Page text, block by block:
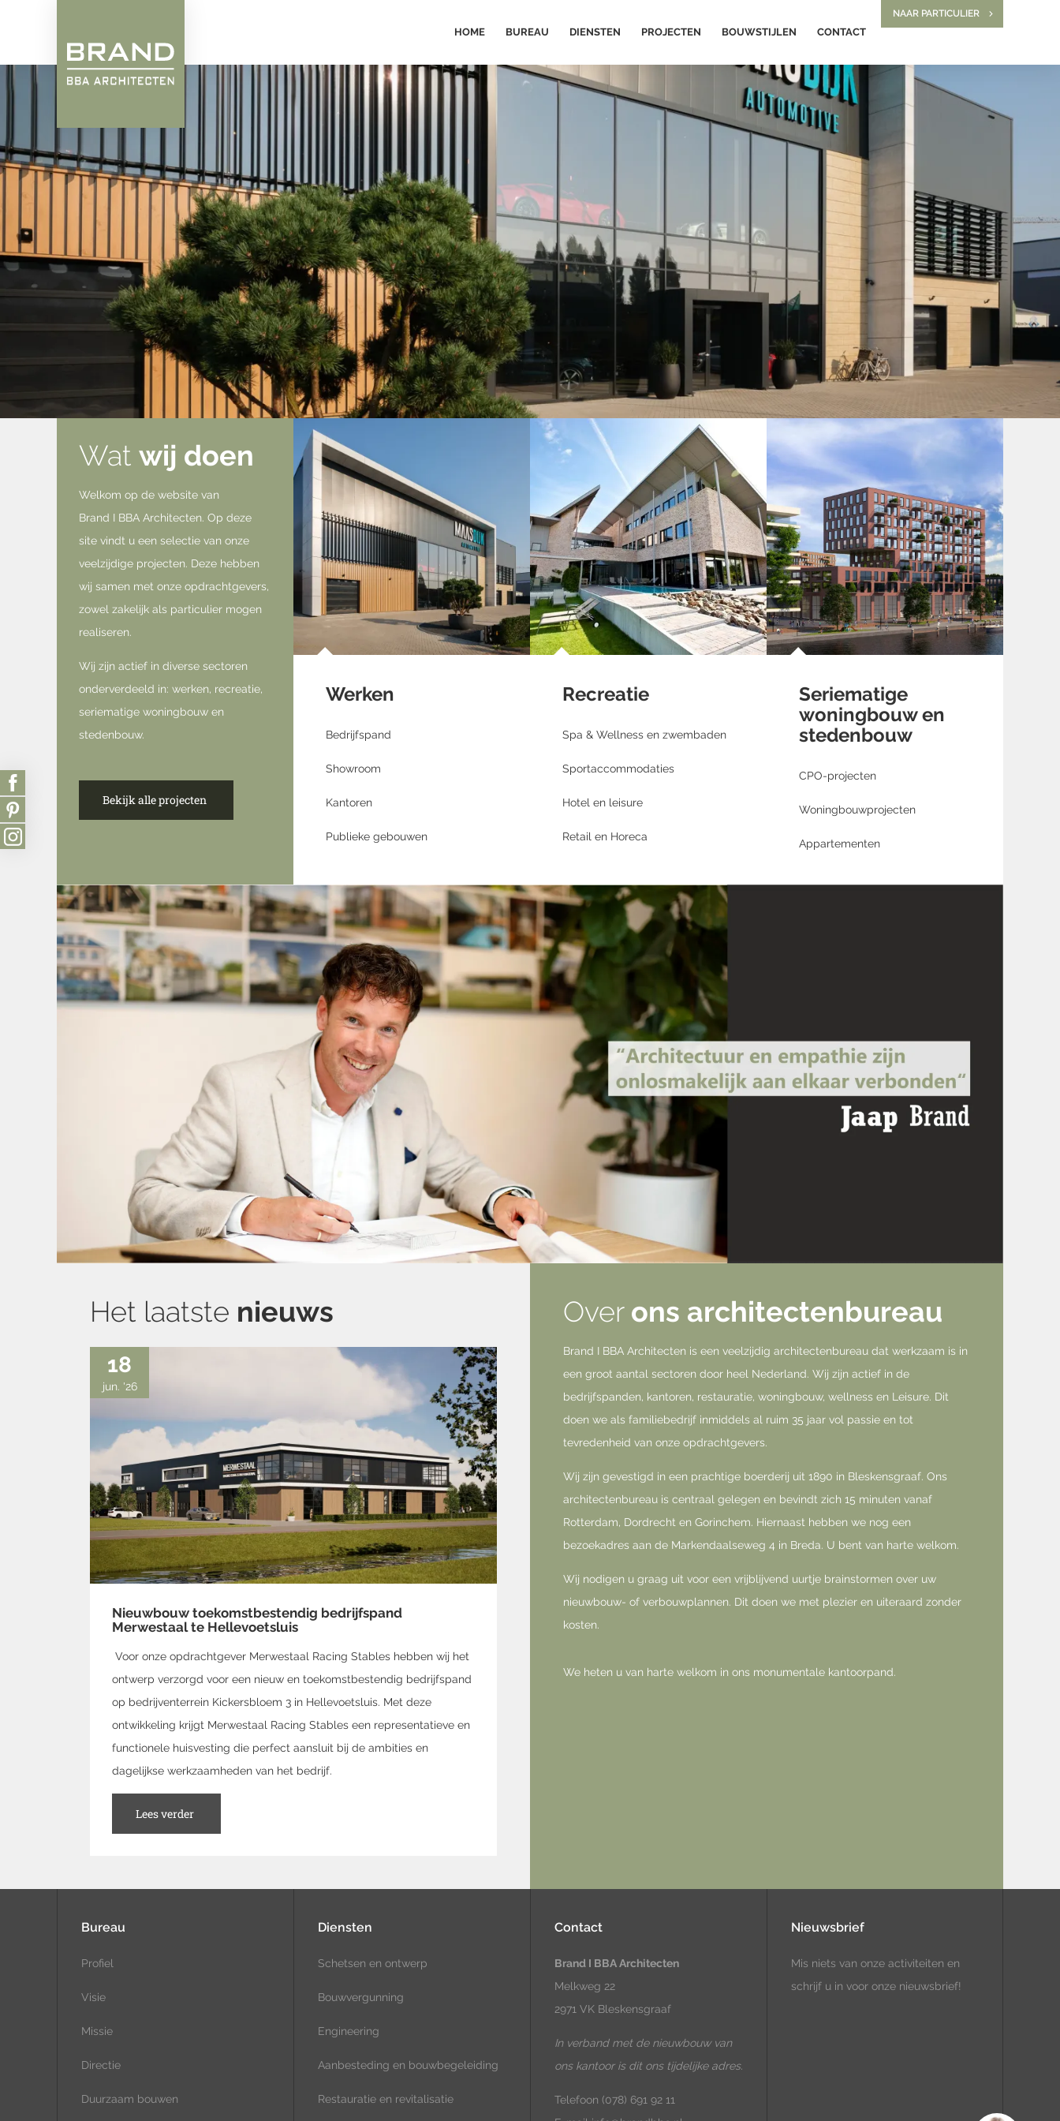
HOME BUREAU DIENSTEN PROJECTEN BOUWSTIJLEN CONTACT
NAAR PARTICULIER
Wat wij doen
Welkom op de website van
Brand I BBA Architecten. Op deze
site vindt u een selectie van onze
veelzijdige projecten. Deze hebben
wij samen met onze opdrachtgevers,
zowel zakelijk als particulier mogen
realiseren.
Wij zijn actief in diverse sectoren
onderverdeeld in: werken, recreatie,
seriematige woningbouw en
stedenbouw.
Bekijk alle projecten
Werken
Bedrijfspand
Showroom
Kantoren
Publieke gebouwen
Recreatie
Spa & Wellness en zwembaden
Sportaccommodaties
Hotel en leisure
Retail en Horeca
Seriematige
woningbouw en
stedenbouw
CPO-projecten
Woningbouwprojecten
Appartementen
Het laatste nieuws
18
jun. '26
Nieuwbouw toekomstbestendig bedrijfspand
Merwestaal te Hellevoetsluis
Voor onze opdrachtgever Merwestaal Racing Stables hebben wij het
ontwerp verzorgd voor een nieuw en toekomstbestendig bedrijfspand
op bedrijventerrein Kickersbloem 3 in Hellevoetsluis. Met deze
ontwikkeling krijgt Merwestaal Racing Stables een representatieve en
functionele huisvesting die perfect aansluit bij de ambities en
dagelijkse werkzaamheden van het bedrijf.
Lees verder
Over ons architectenbureau
Brand I BBA Architecten is een veelzijdig architectenbureau dat werkzaam is in
een groot aantal sectoren door heel Nederland. Wij zijn actief in de
bedrijfspanden, kantoren, restauratie, woningbouw, wellness en Leisure. Dit
doen we als familiebedrijf inmiddels al ruim 35 jaar vol passie en tot
tevredenheid van onze opdrachtgevers.
Wij zijn gevestigd in een prachtige boerderij uit 1890 in Bleskensgraaf. Ons
architectenbureau is centraal gelegen en bevindt zich 15 minuten vanaf
Rotterdam, Dordrecht en Gorinchem. Hiernaast hebben we nog een
bezoekadres aan de Markendaalseweg 4 in Breda. U bent van harte welkom.
Wij nodigen u graag uit voor een vrijblijvend uurtje brainstormen over uw
nieuwbouw- of verbouwplannen. Dit doen we met plezier en uiteraard zonder
kosten.
We heten u van harte welkom in ons monumentale kantoorpand.
Bureau
Profiel
Visie
Missie
Directie
Duurzaam bouwen
Diensten
Schetsen en ontwerp
Bouwvergunning
Engineering
Aanbesteding en bouwbegeleiding
Restauratie en revitalisatie
Contact
Brand I BBA Architecten
Melkweg 22
2971 VK Bleskensgraaf
In verband met de nieuwbouw van
ons kantoor is dit ons tijdelijke adres.
Telefoon (078) 691 92 11
Nieuwsbrief
Mis niets van onze activiteiten en
schrijf u in voor onze nieuwsbrief!